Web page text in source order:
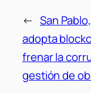
← San
adopta
frenar la
gestión de